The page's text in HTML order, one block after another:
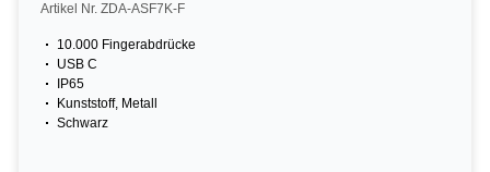
Artikel Nr. ZDA-ASF7K-F
10.000 Fingerabdrücke
USB C
IP65
Kunststoff, Metall
Schwarz